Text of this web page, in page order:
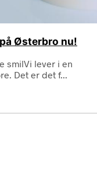
Østerbro nu!
smilVi lever i en
Det er det f...